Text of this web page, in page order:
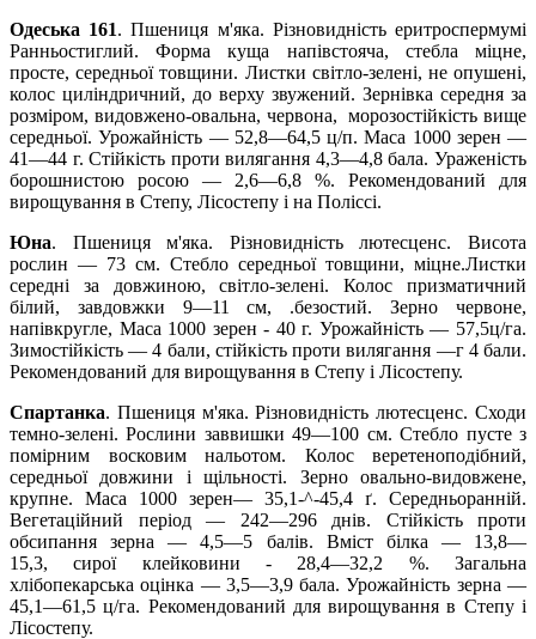
Одеська 161. Пшениця м'яка. Різновидність еритроспермумі
Ранньостиглий. Форма куща напівстояча, стебла міцне,
просте, середньої товщини. Листки світло-зелені, не опушені,
колос циліндричний, до верху звужений. Зернівка середня за
розміром, видовжено-овальна, червона, морозостійкість вище
середньої. Урожайність — 52,8—64,5 ц/п. Маса 1000 зерен —
41—44 г. Стійкість проти вилягання 4,3—4,8 бала. Ураженість
борошнистою росою — 2,6—6,8 %. Рекомендований для
вирощування в Степу, Лісостепу і на Поліссі.
Юна.
Пшениця м'яка. Різновидність лютесценс. Висота
рослин — 73 см. Стебло середньої товщини, міцне.Листки
середні за довжиною, світло-зелені. Колос призматичний
білий, завдовжки 9—11 см, .безостий. Зерно червоне,
напівкругле, Маса 1000 зерен - 40 г. Урожайність — 57,5ц/га.
Зимостійкість — 4 бали, стійкість проти вилягання —г 4 бали.
Рекомендований для вирощування в Степу і Лісостепу.
Спартанка. Пшениця м'яка. Різновидність лютесценс. Сходи
темно-зелені. Рослини заввишки 49—100 см. Стебло пусте з
помірним восковим нальотом. Колос веретеноподібний,
середньої довжини і щільності. Зерно овально-видовжене,
крупне. Маса 1000 зерен— 35,1-^-45,4 ґ. Середньоранній.
Вегетаційний період — 242—296 днів. Стійкість проти
обсипання зерна — 4,5—5 балів. Вміст білка — 13,8—
15,3, сирої клейковини - 28,4—32,2 %. Загальна
хлібопекарська оцінка — 3,5—3,9 бала. Урожайність зерна —
45,1—61,5 ц/га. Рекомендований для вирощування в Степу і
Лісостепу.